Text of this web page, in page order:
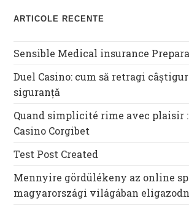
ARTICOLE RECENTE
Sensible Medical insurance
Duel Casino: cum să retragi
siguranță
Quand simplicité rime avec plaisir
Casino Corgibet
Test Post Created
Mennyire gördülékeny az online
magyarországi világában